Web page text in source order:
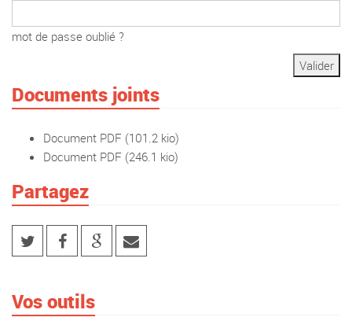
mot de passe oublié ?
Documents joints
Document PDF (101.2 kio)
Document PDF (246.1 kio)
Partagez
Vos outils